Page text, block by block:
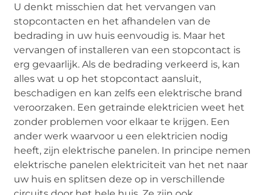
U denkt misschien dat het vervangen van
stopcontacten en het afhandelen van de
bedrading in uw huis eenvoudig is. Maar het
vervangen of installeren van een stopcontact is
erg gevaarlijk. Als de bedrading verkeerd is, kan
alles wat u op het stopcontact aansluit,
beschadigen en kan zelfs een elektrische brand
veroorzaken. Een getrainde elektricien weet het
zonder problemen voor elkaar te krijgen. Een
ander werk waarvoor u een elektricien nodig
heeft, zijn elektrische panelen. In principe nemen
elektrische panelen elektriciteit van het net naar
uw huis en splitsen deze op in verschillende